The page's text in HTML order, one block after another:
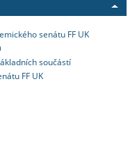
senátu FF UK
součástí
FF UK